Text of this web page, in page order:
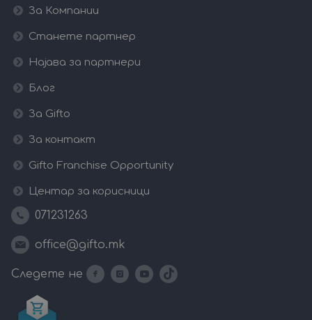
За Компании
Станете партнер
Најава за партнери
Блог
За Gifto
За контакт
Gifto Franchise Opportunity
Центар за корисници
071231263
office@gifto.mk
Следете не